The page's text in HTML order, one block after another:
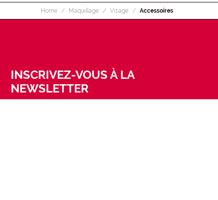
Home Maquillage Visage Accessoires
INSCRIVEZ-VOUS À LA
NEWSLETTER